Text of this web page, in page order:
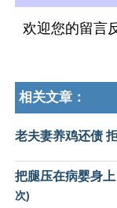
欢迎您的留言
相关文章：
老夫妻养鸡还债
把腿压在病婴身
次)